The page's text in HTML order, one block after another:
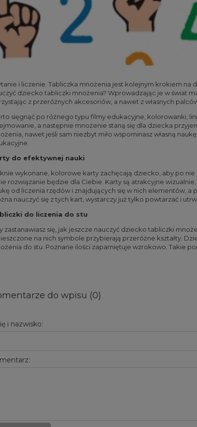
i liczenie. Tabliczka mnożenia jest kolejnym krokiem
dziecko tabliczki mnożenia? Wprowadzając je w świat
z przeróżnych akcesoriów, a nawet z własnych
sięgnąć po różnego typu filmy edukacyjne, kolorowanki,
a następnie mnożenie staną się dla dziecka
nawet jeśli sam niezbyt miło wspominasz własną
do efektywnej nauki
wykonane, kolorowe karty zachęcają dziecko, aby po nie
rozwiązanie będzie dla Ciebie. Karty są atrakcyjne
od liczenia rzędów i znajdujących się w nich elementów,
nauczyć się z tych kart, wystarczy już tylko powtarzać i
do liczenia do stu
zastanawiasz się, jak jeszcze nauczyć dziecko tabliczki
na nich symbole przybierają przeróżne kształty.
do stu. Poznane ilości zapamiętuje wzrokowo. Takie
do wpisu (0)
i nazwisko: